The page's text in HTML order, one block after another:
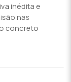
inédita e
nas
concreto